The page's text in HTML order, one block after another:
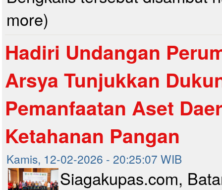
more)
Hadiri Undangan
Arsya Tunjukkan
Pemanfaatan Aset
Ketahanan Pangan
Kamis, 12-02-2026 - 20:25:07 WIB
Siagakupas.com,